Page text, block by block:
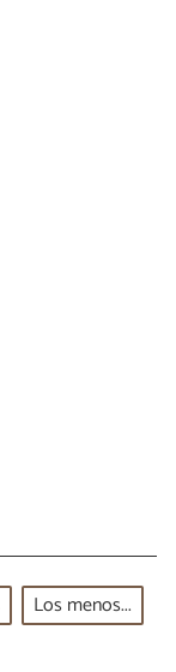
Los menos...